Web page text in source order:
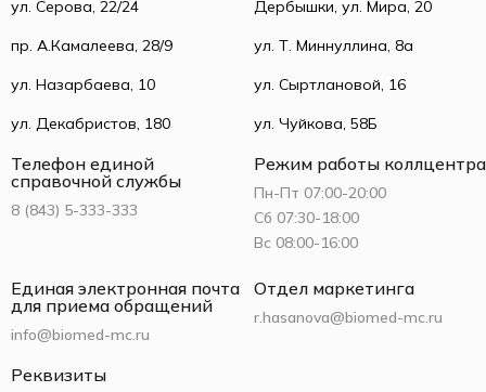
ул. Серова, 22/24
Дербышки, ул. Мира, 20
пр. А.Камалеева, 28/9
ул. Т. Миннуллина, 8а
ул. Назарбаева, 10
ул. Сыртлановой, 16
ул. Декабристов, 180
ул. Чуйкова, 58Б
Телефон единой
справочной службы
8 (843) 5-333-333
Режим работы коллцентра
Пн-Пт 07:00-20:00
Сб 07:30-18:00
Вс 08:00-16:00
Единая электронная почта
для приема обращений
info@biomed-mc.ru
Отдел маркетинга
r.hasanova@biomed-mc.ru
Реквизиты